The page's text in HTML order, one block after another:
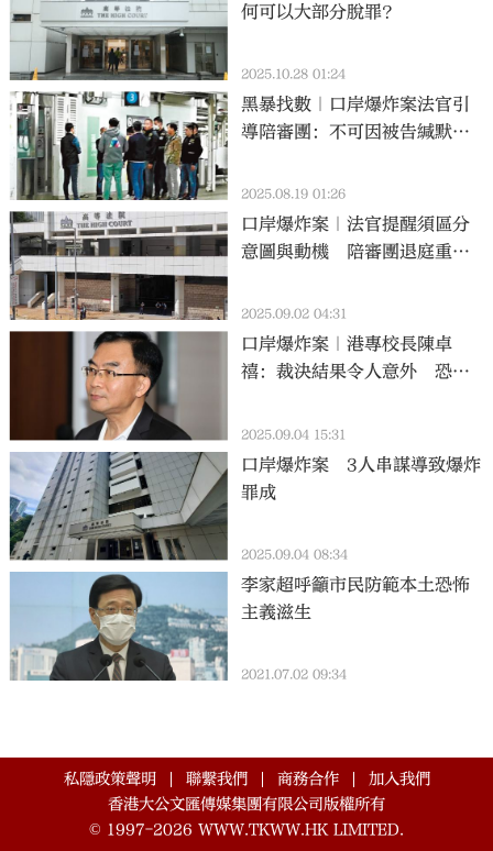
何可以大部分脫罪？
2025.10.28 01:24
黑暴找數｜口岸爆炸案法官引
導陪審團：不可因被告緘默而
2025.08.19 01:26
口岸爆炸案｜法官提醒須區分
意圖與動機 陪審團退庭重溫
2025.09.02 04:31
口岸爆炸案｜港專校長陳卓
禧：裁決結果令人意外 恐對
2025.09.04 15:31
口岸爆炸案 3人串謀導致爆炸
罪成
2025.09.04 08:34
李家超呼籲市民防範本土恐怖
主義滋生
2021.07.02 09:34
私隱政策聲明 聯繫我們 商務合作
加入我們
香港大公文匯傳媒集團有限公司版權所有
© 1997-2026 WWW.TKWW.HK LIMITED.